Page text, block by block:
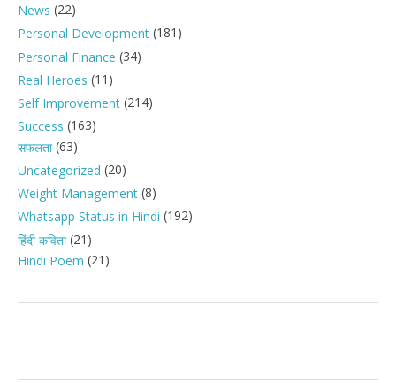
News (22)
Personal Development (181)
Personal Finance (34)
Real Heroes (11)
Self Improvement (214)
Success (163)
सफलता(63)
Uncategorized (20)
Weight Management (8)
Whatsapp Status in Hindi (192)
हिंदी कविता(21)
Hindi Poem (21)